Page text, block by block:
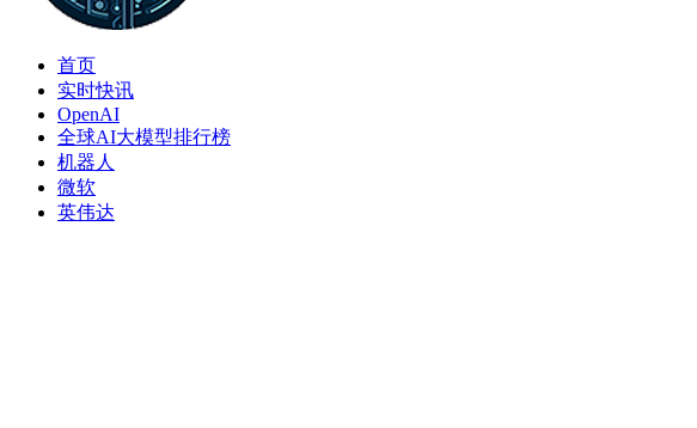
首页
实时快讯
OpenAI
全球AI大模型排行榜
机器人
微软
英伟达